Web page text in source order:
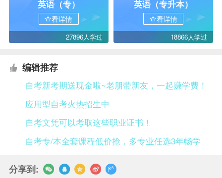
英语（专）
查看详情
27896人学过
英语（专升本）
查看详情
18866人学过
编辑推荐
自考新考期送现金啦~老朋带新友，一起赚学费！
应用型自考火热招生中
自考文凭可以考取这些职业证书！
自考专/本全套课程低价抢，多专业任选3年畅学
分享到: